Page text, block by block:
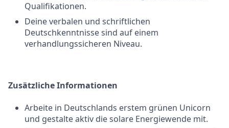
Qualifikationen.
Deine verbalen und schriftlichen
Deutschkenntnisse sind auf einem
verhandlungssicheren Niveau.
Zusätzliche Informationen
Arbeite in Deutschlands erstem grünen Unicorn
und gestalte aktiv die solare Energiewende mit.